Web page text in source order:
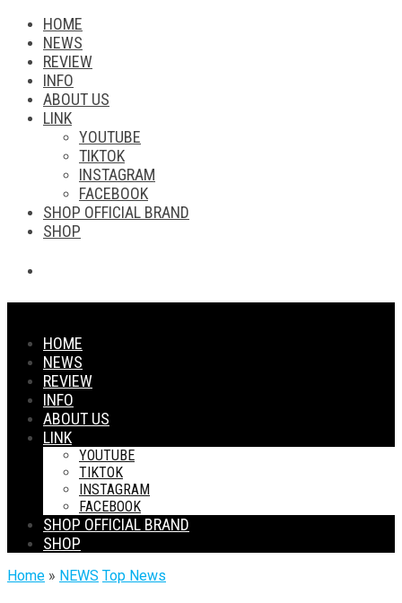
HOME
NEWS
REVIEW
INFO
ABOUT US
LINK
YOUTUBE
TIKTOK
INSTAGRAM
FACEBOOK
SHOP OFFICIAL BRAND
SHOP
HOME
NEWS
REVIEW
INFO
ABOUT US
LINK
YOUTUBE
TIKTOK
INSTAGRAM
FACEBOOK
SHOP OFFICIAL BRAND
SHOP
Home » NEWS Top News